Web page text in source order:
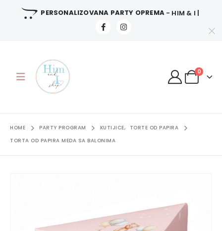
PERSONALIZOVANA PARTY OPREMA - HIM & I |
0
HOME PARTY PROGRAM KUTIJICE,
TORTE OD PAPIRA
TORTA OD PAPIRA MEDA SA BALONIMA